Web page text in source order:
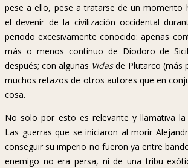
pese a ello, pese a tratarse de un momento
el devenir de la civilización occidental
periodo excesivamente conocido: apenas
más o menos continuo de Diodoro de
después; con algunas Vidasde Plutarco (más
muchos retazos de otros autores que en
cosa.
No solo por esto es relevante y llamativa la
Las guerras que se iniciaron al morir
conseguir su imperio no fueron ya entre
enemigo no era persa, ni de una tribu